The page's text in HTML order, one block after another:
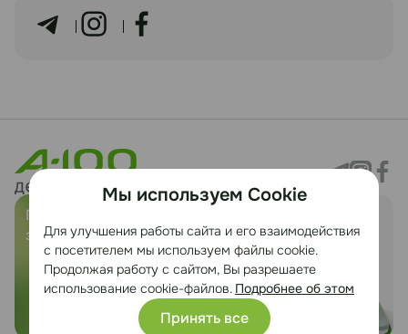
Предложить
земельный участок
клиентах
Мы используем Cookie
Для улучшения работы сайта и его взаимодействия
с посетителем мы используем файлы cookie.
Продолжая работу с сайтом, Вы разрешаете
использование cookie-файлов. Подробнее об этом
Принять все